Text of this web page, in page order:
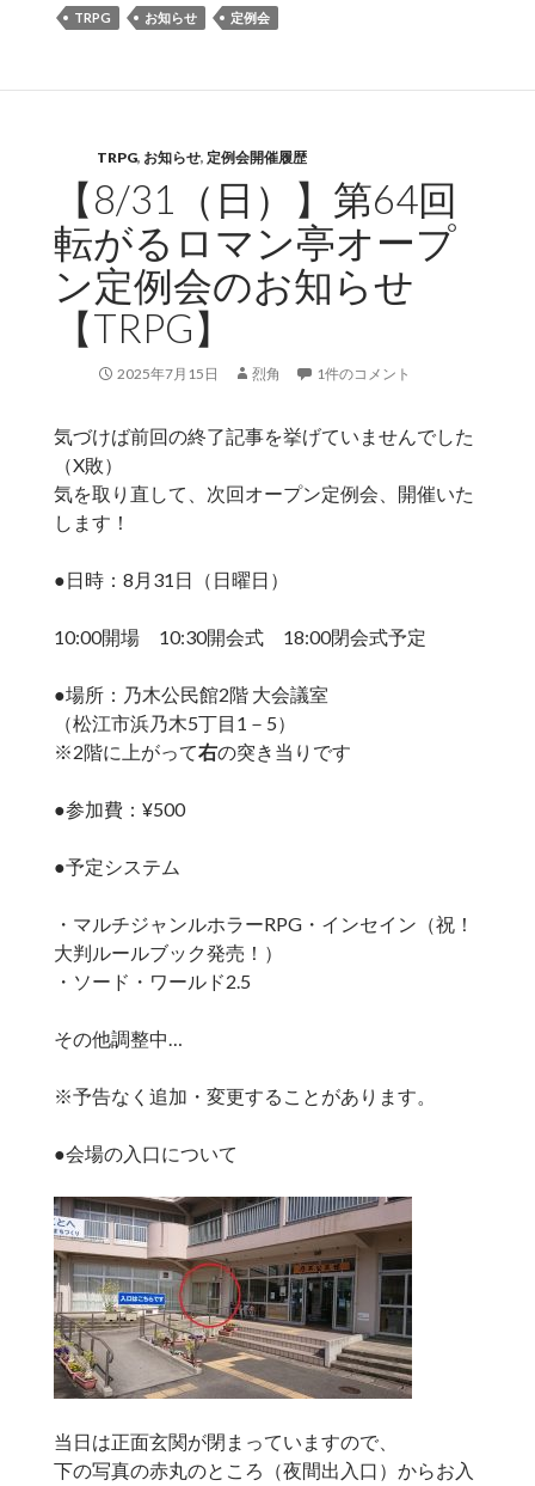
TRPG お知らせ 定例会
TRPG, お知らせ, 定例会開催履歴
【8/31（日）】第64回
転がるロマン亭オープ
ン定例会のお知らせ
【TRPG】
2025年7月15日 烈角 1件のコメント
気づけば前回の終了記事を挙げていませんでした
（X敗）
気を取り直して、次回オープン定例会、開催いた
します！
●日時：8月31日（日曜日）
10:00開場 10:30開会式 18:00閉会式予定
●場所：乃木公民館2階 大会議室
（松江市浜乃木5丁目1－5）
※2階に上がって右の突き当りです
●参加費：¥500
●予定システム
・マルチジャンルホラーRPG・インセイン（祝！
大判ルールブック発売！）
・ソード・ワールド2.5
その他調整中…
※予告なく追加・変更することがあります。
●会場の入口について
当日は正面玄関が閉まっていますので、
下の写真の赤丸のところ（夜間出入口）からお入